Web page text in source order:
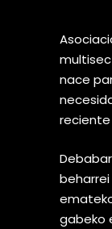
nace
gabeko